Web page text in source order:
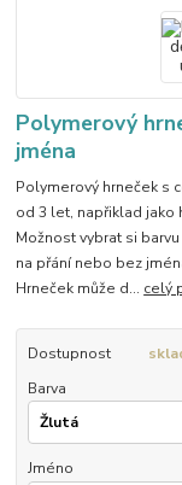
Polymerový
jména
Polymerový hrneček s
od 3 let, napřiklad jako
Možnost vybrat si
na přání nebo bez
Hrneček může d... celý
Dostupnost
Barva
Jméno